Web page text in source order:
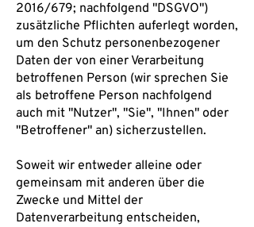
2016/679; nachfolgend "DSGVO")
zusätzliche Pflichten auferlegt worden,
um den Schutz personenbezogener
Daten der von einer Verarbeitung
betroffenen Person (wir sprechen Sie
als betroffene Person nachfolgend
auch mit "Nutzer", "Sie", "Ihnen" oder
"Betroffener" an) sicherzustellen.
Soweit wir entweder alleine oder
gemeinsam mit anderen über die
Zwecke und Mittel der
Datenverarbeitung entscheiden,